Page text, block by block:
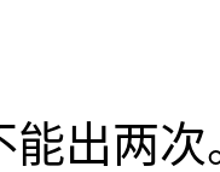
能出两